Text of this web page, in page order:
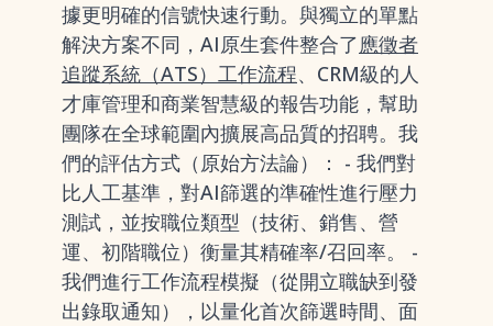
據更明確的信號快速行動。與獨立的單點
解決方案不同，AI原生套件整合了應徵者
追蹤系統（ATS）工作流程、CRM級的人
才庫管理和商業智慧級的報告功能，幫助
團隊在全球範圍內擴展高品質的招聘。我
們的評估方式（原始方法論）： - 我們對
比人工基準，對AI篩選的準確性進行壓力
測試，並按職位類型（技術、銷售、營
運、初階職位）衡量其精確率/召回率。 -
我們進行工作流程模擬（從開立職缺到發
出錄取通知），以量化首次篩選時間、面